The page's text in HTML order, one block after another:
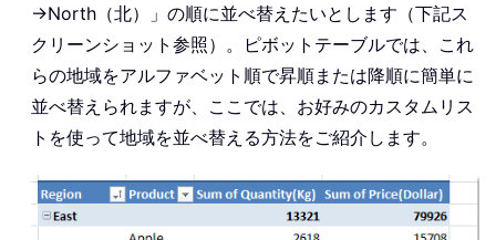
→North（北）」の順に並べ替えたいとします（下記ス
クリーンショット参照）。ピボットテーブルでは、これ
らの地域をアルファベット順で昇順または降順に簡単に
並べ替えられますが、ここでは、お好みのカスタムリス
トを使って地域を並べ替える方法をご紹介します。